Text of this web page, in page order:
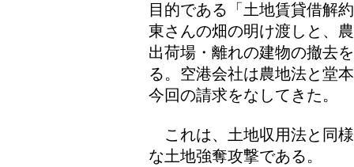
目的である「土地賃貸借解
東さんの畑の明け渡しと、
出荷場・離れの建物の撤去
る。空港会社は農地法と堂
今回の請求をなしてきた。
これは、土地収用法と同
な土地強奪攻撃である。